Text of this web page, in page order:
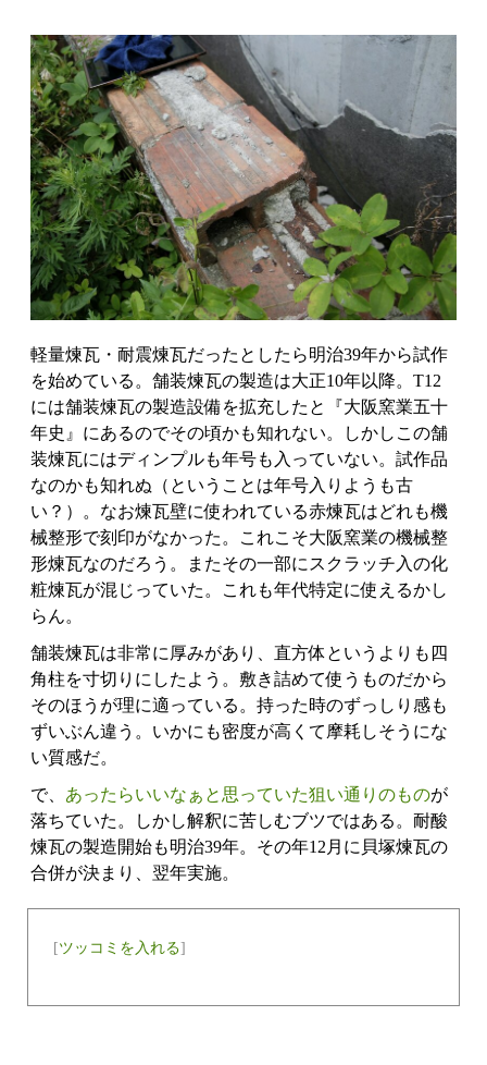
軽量煉瓦・耐震煉瓦だったとしたら明治39年から試作
を始めている。舗装煉瓦の製造は大正10年以降。T12
には舗装煉瓦の製造設備を拡充したと『大阪窯業五十
年史』にあるのでその頃かも知れない。しかしこの舗
装煉瓦にはディンプルも年号も入っていない。試作品
なのかも知れぬ（ということは年号入りようも古
い？）。なお煉瓦壁に使われている赤煉瓦はどれも機
械整形で刻印がなかった。これこそ大阪窯業の機械整
形煉瓦なのだろう。またその一部にスクラッチ入の化
粧煉瓦が混じっていた。これも年代特定に使えるかし
らん。
舗装煉瓦は非常に厚みがあり、直方体というよりも四
角柱を寸切りにしたよう。敷き詰めて使うものだから
そのほうが理に適っている。持った時のずっしり感も
ずいぶん違う。いかにも密度が高くて摩耗しそうにな
い質感だ。
で、 あったらいいなぁと思っていた狙い通りのものが
落ちていた。しかし解釈に苦しむブツではある。耐酸
煉瓦の製造開始も明治39年。その年12月に貝塚煉瓦の
合併が決まり、翌年実施。
[ツッコミを入れる]